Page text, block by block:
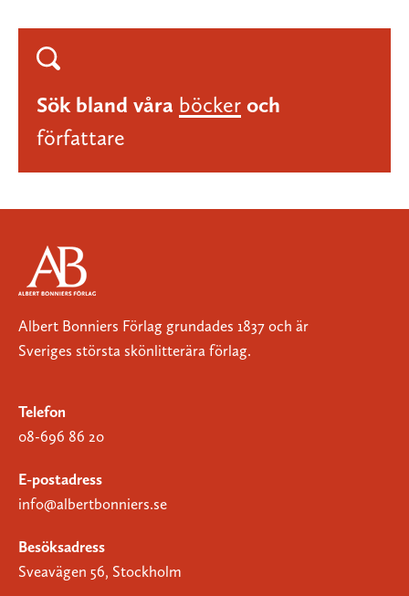
Sök bland våra böcker och
författare
Albert Bonniers Förlag grundades 1837 och är
Sveriges största skönlitterära förlag.
Telefon
08-696 86 20
E-postadress
info@albertbonniers.se
Besöksadress
Sveavägen 56, Stockholm